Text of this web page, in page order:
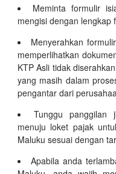
Meminta formulir
mengisi dengan lengkap
Menyerahkan
memperlihatkan
KTP Asli tidak
yang masih dalam
pengantar dari
Tunggu panggilan
menuju loket pajak
Maluku sesuai dengan
Apabila anda